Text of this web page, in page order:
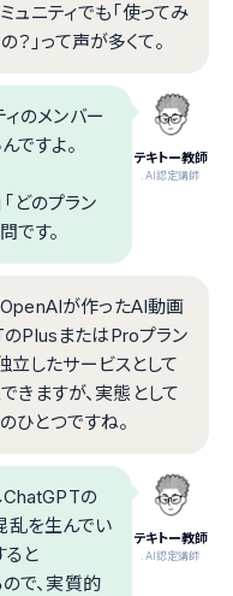
ュニティでも「使ってみ
？」って声が多くて。
テキトー教師
.AI認定講師
のメンバー
ですよ。
どのプラン
です。
が作ったAI動画
PlusまたはProプラン
立したサービスとして
きますが、実態として
ひとつですね。
テキトー教師
.AI認定講師
ChatGPTの
乱を生んでい
ると
で、実質的